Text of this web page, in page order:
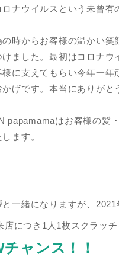
ナウイルスという未曾有
時からお客様の温かい
ました。最初はコロナ
に支えてもらい今年一年
げです。本当にありがと
papamamaはお客様の髪
ます。
一緒になりますが、2021
店につき1人1枚スクラッチ
ャンス！！